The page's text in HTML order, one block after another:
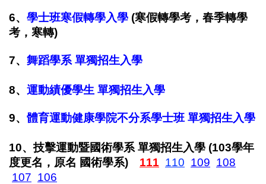
6、 學士班寒假轉學入學 (寒假轉學考，春季轉學
考，寒轉)
7、 舞蹈學系 單獨招生入學
8、 運動績優學生 單獨招生入學
9、 體育運動健康學院不分系學士班 單獨招生入學
10、技擊運動暨國術學系 單獨招生入學 (103學年
度更名，原名 國術學系) 111 110 109 108
107 106